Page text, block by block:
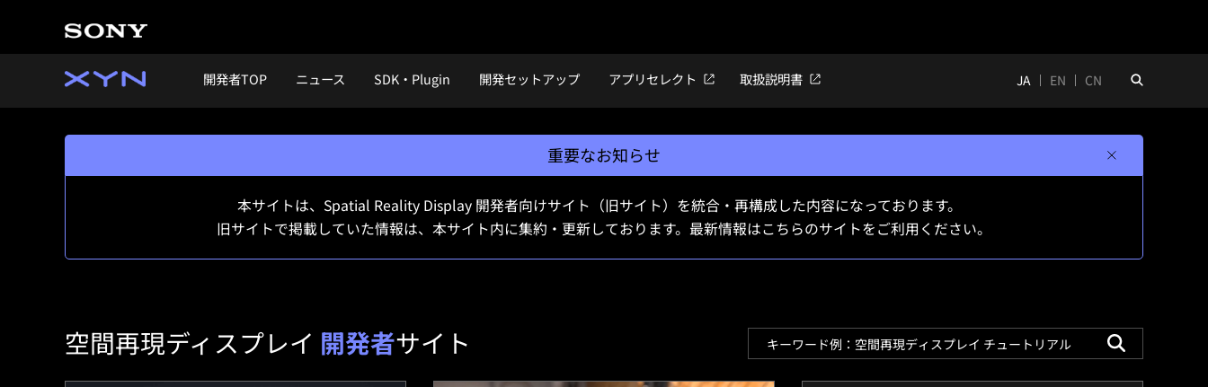
開発者TOP ニュース SDK・Plugin 開発セットアップ アプリセレクト 取扱説明書 JA EN CN
重要なお知らせ
本サイトは、Spatial Reality Display 開発者向けサイト（旧サイト）を統合・再構成した内容になっております。
旧サイトで掲載していた情報は、本サイト内に集約・更新しております。最新情報はこちらのサイトをご利用ください。
空間再現ディスプレイ 開発者サイト